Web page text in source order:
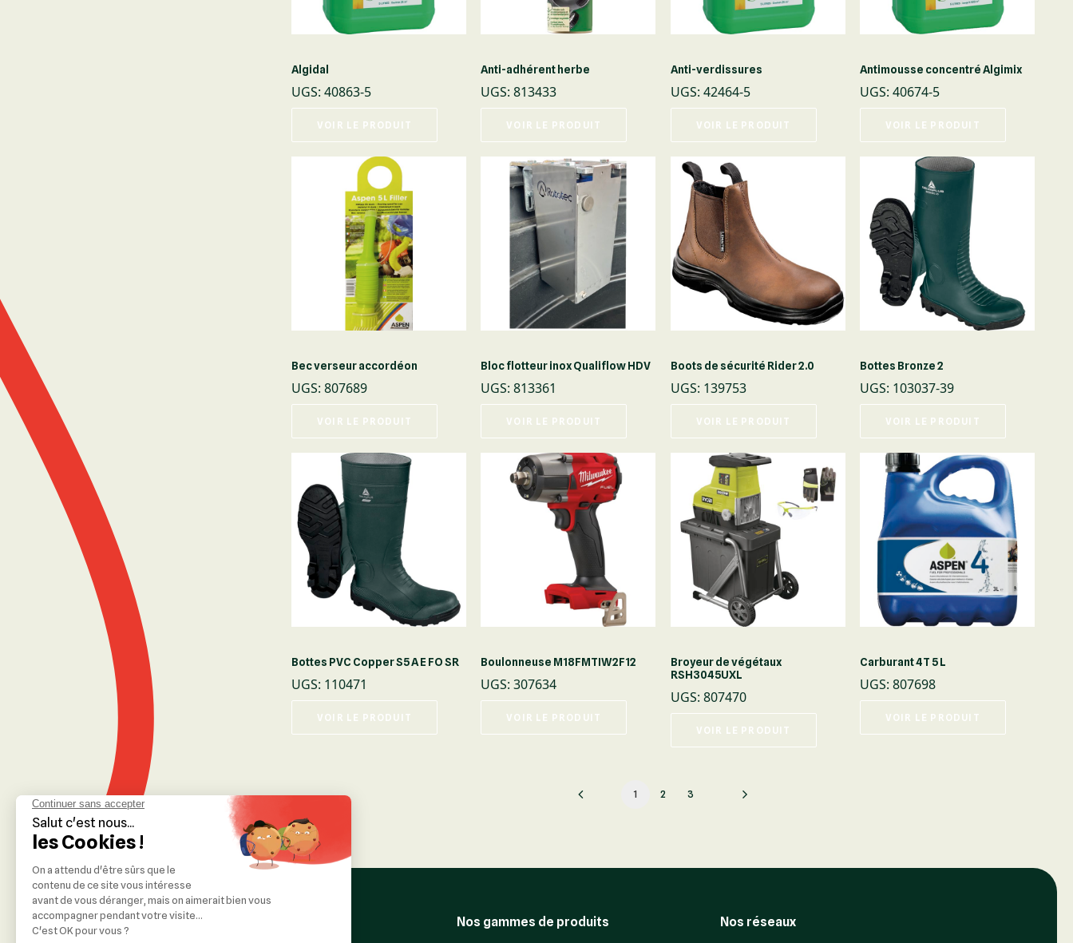
Algidal
UGS: 40863-5
VOIR LE PRODUIT
Anti-adhérent herbe
UGS:813433
VOIR LE PRODUIT
Anti-verdissures
UGS: 42464-5
VOIR LE PRODUIT
Antimousse concentré Algimix
UGS: 40674-5
VOIR LE PRODUIT
Bec verseur accordéon
UGS: 807689
VOIR LE PRODUIT
Bloc flotteur inox Qualiflow HDV
UGS:813361
VOIR LE PRODUIT
Boots de sécurité Rider 2.0
UGS: 139753
VOIR LE PRODUIT
Bottes Bronze 2
UGS: 103037-39
VOIR LE PRODUIT
Bottes PVC Copper S5 A E FO SR
UGS: 110471
VOIR LE PRODUIT
Boulonneuse M18FMTIW2F12
UGS:307634
VOIR LE PRODUIT
Broyeur de végétaux
RSH3045UXL
UGS: 807470
VOIR LE PRODUIT
Carburant 4T 5 L
UGS: 807698
VOIR LE PRODUIT
1 2 3
Nos gammes de produits Nos réseaux